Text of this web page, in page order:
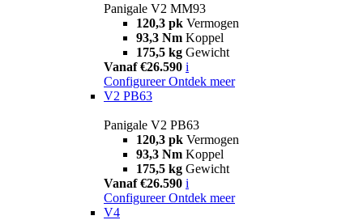
Panigale V2 MM93
120,3 pk Vermogen
93,3 Nm Koppel
175,5 kg Gewicht
Vanaf €26.590 i
Configureer Ontdek meer
V2 PB63
Panigale V2 PB63
120,3 pk Vermogen
93,3 Nm Koppel
175,5 kg Gewicht
Vanaf €26.590 i
Configureer Ontdek meer
V4